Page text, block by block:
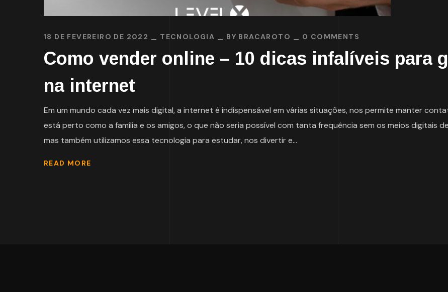
18 DE FEVEREIRO DE 2022 TECNOLOGIA BY BRACAROTO 0 COMMENTS
Como vender online – 10 dicas infalíveis para
na internet
Em um mundo cada vez mais digital, a internet é indispensável em várias situações, nos permite manter
está perto como a família e os amigos, o que não seria possível com tanta frequência sem os meios digitais
mas também utilizamos essa tecnologia para estudar, nos divertir e...
READ MORE